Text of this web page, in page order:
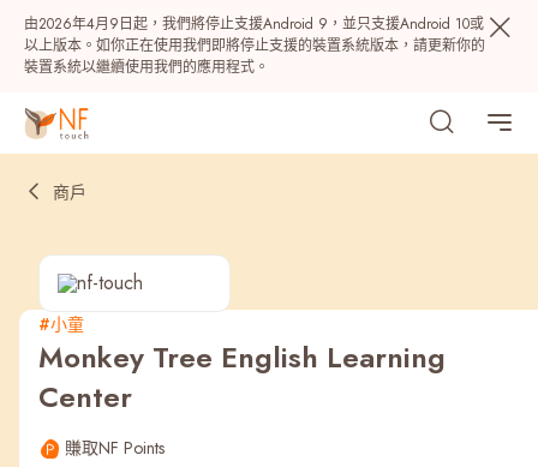
由2026年4月9日起，我們將停止支援Android 9，並只支援Android 10或
以上版本。如你正在使用我們即將停止支援的裝置系統版本，請更新你的
裝置系統以繼續使用我們的應用程式。
熱門
商戶
#小童
Monkey Tree English Learning
Center
賺取NF Points